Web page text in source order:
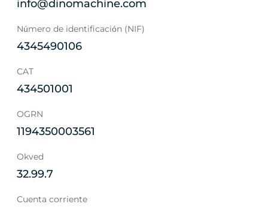
info@dinomachine.com
Número de identificación (NIF)
4345490106
CAT
434501001
OGRN
1194350003561
Okved
32.99.7
Cuenta corriente